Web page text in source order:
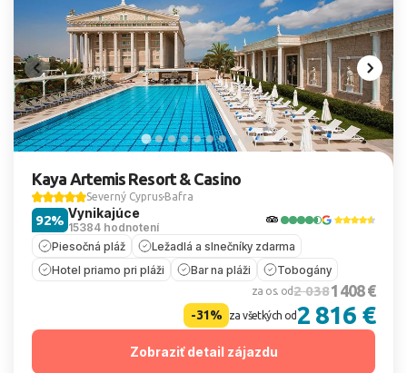
Kaya Artemis Resort & Casino
Severný Cyprus Bafra
Vynikajúce
15384 hodnotení
92%
Piesočná pláž
Ležadlá a slnečníky zdarma
Hotel priamo pri pláži
Bar na pláži Tobogány
za os. od2 0381 408 €
-31% za všetkých od2 816 €
Zobraziť detail zájazdu